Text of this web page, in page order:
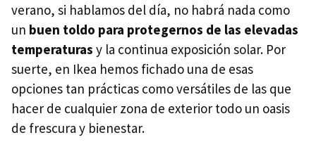
verano, si hablamos del día, no habrá nada como
un buen toldo para protegernos de las elevadas
temperaturas y la continua exposición solar. Por
suerte, en Ikea hemos fichado una de esas
opciones tan prácticas como versátiles de las que
hacer de cualquier zona de exterior todo un oasis
de frescura y bienestar.